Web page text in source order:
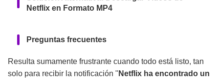
Netflix en Formato MP4
Preguntas frecuentes
Conclusión
Resulta sumamente frustrante cuando todo está listo, tan
solo para recibir la notificación " Netflix ha encontrado un